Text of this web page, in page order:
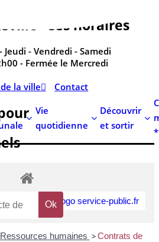
- ses horaires
- Vendredi - Samedi
- Fermée le Mercredi
la ville
Contact
Vie
quotidienne
Découvrir
et sortir
Ressources humaines > Contrats de